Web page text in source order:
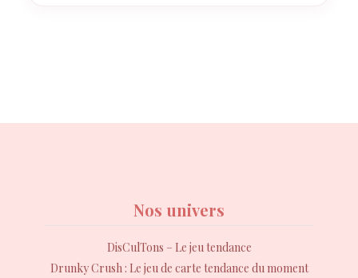
Nos univers
DisCulTons – Le jeu tendance
Drunky Crush : Le jeu de carte tendance du moment